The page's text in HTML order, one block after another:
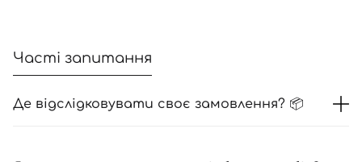
Часті запитання
Де відслідковувати своє замовлення? 📦